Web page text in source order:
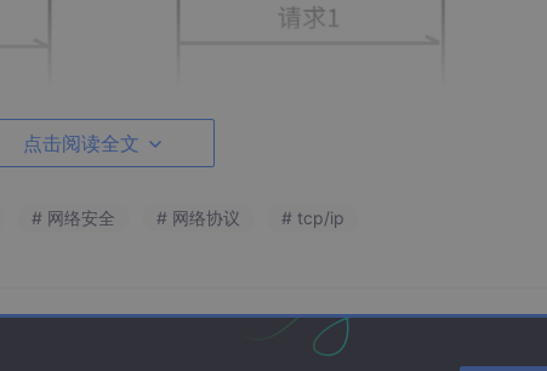
，此时我们就可以观察到响应数据包的内容，代理再把响应包
点击阅读全文
# 网络安全 # 网络协议 # tcp/ip